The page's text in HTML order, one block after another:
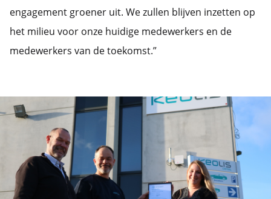
engagement groener uit. We zullen blijven inzetten op
het milieu voor onze huidige medewerkers en de
medewerkers van de toekomst.”